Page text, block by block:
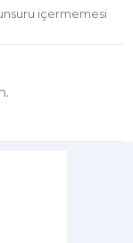
içermemesi